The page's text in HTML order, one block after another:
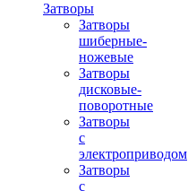
Затворы
Затворы
шиберные-
ножевые
Затворы
дисковые-
поворотные
Затворы
с
электроприводом
Затворы
с